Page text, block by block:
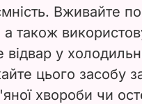
Вживайте
а також
відвар у
цього засобу за
хвороби чи